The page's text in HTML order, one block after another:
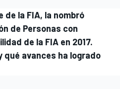
la FIA, la nombró
de Personas con
de la FIA en 2017.
qué avances ha logrado